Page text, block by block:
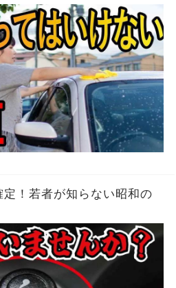
！若者が知らない昭和の